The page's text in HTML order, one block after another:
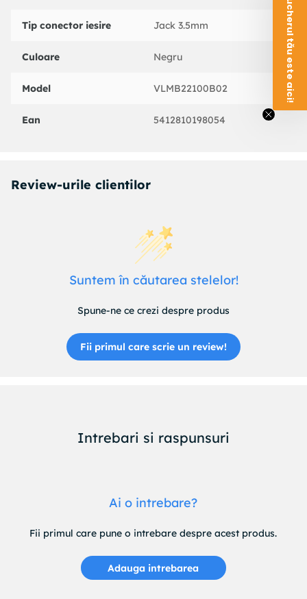
Tip conector iesire Jack 3.5mm
Culoare Negru
Model VLMB22100B02
Ean 5412810198054
Review-urile clientilor
Suntem în căutarea stelelor!
Spune-ne ce crezi despre produs
Fii primul care scrie un review!
Intrebari si raspunsuri
Ai o intrebare?
Fii primul care pune o intrebare despre acest produs.
Adauga intrebarea
Voucherul tău este aici!